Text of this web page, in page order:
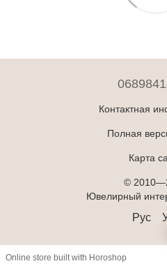
Контактная
Полная
Карта
©
Ювелирный
Рус
Online store built with Horoshop